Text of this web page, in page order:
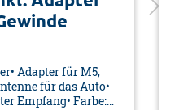
Adapter für M5,
für das Auto•
Empfang• Farbe: